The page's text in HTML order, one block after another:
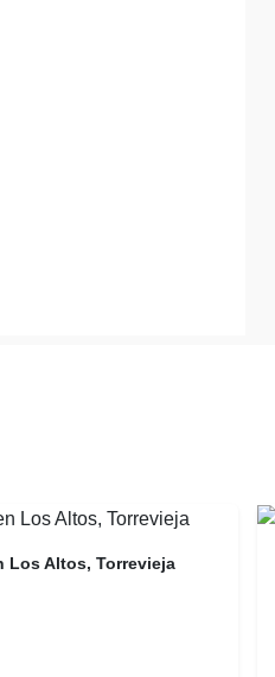
Los Altos, Torrevieja